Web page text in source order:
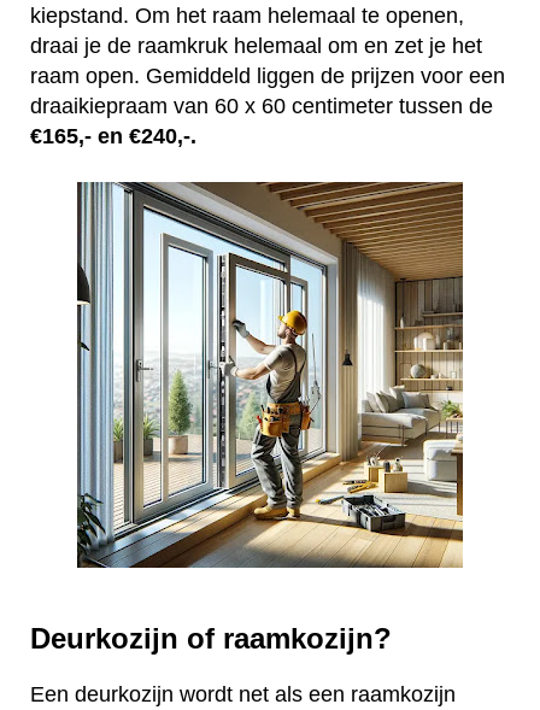
kiepstand. Om het raam helemaal te openen,
draai je de raamkruk helemaal om en zet je het
raam open. Gemiddeld liggen de prijzen voor een
draaikiepraam van 60 x 60 centimeter tussen de
€165,- en €240,-.
Deurkozijn of raamkozijn?
Een deurkozijn wordt net als een raamkozijn